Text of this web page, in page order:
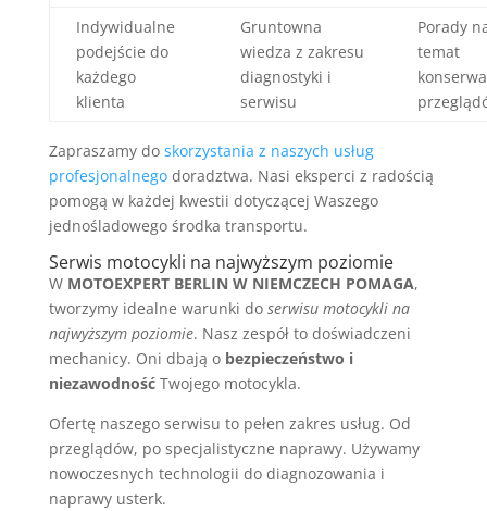
Indywidualne
podejście do
każdego
klienta
Gruntowna
wiedza z zakresu
diagnostyki i
serwisu
Porady
temat
Zapraszamy do skorzystania z naszych usług
profesjonalnegodoradztwa. Nasi eksperci z radością
pomogą w każdej kwestii dotyczącej Waszego
jednośladowego środka transportu.
Serwis motocykli na najwyższym poziomie
W MOTOEXPERT BERLIN W NIEMCZECH POMAGA,
tworzymy idealne warunki do serwisu motocykli na
najwyższym poziomie. Nasz zespół to doświadczeni
mechanicy. Oni dbają o bezpieczeństwo i
niezawodnośćTwojego motocykla.
Ofertę naszego serwisu to pełen zakres usług. Od
przeglądów, po specjalistyczne naprawy. Używamy
nowoczesnych technologii do diagnozowania i
naprawy usterk.